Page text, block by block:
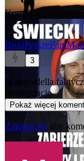
Komentarz usunięty
3
@mortadella
motoryzację
Pokaż więcej
Zaloguj się aby